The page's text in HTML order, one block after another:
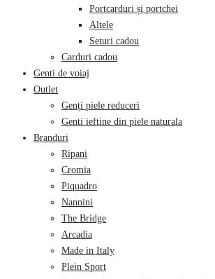
Portcarduri și portchei
Altele
Seturi cadou
Carduri cadou
Genti de voiaj
Outlet
Genți piele reduceri
Genti ieftine din piele naturala
Branduri
Ripani
Cromia
Piquadro
Nannini
The Bridge
Arcadia
Made in Italy
Plein Sport